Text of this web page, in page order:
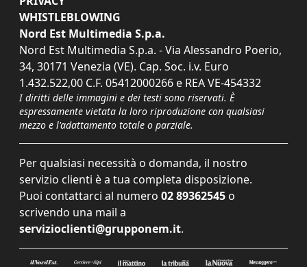
WHISTLEBLOWING
Nord Est Multimedia S.p.a.
Nord Est Multimedia S.p.a. - Via Alessandro Poerio,
34, 30171 Venezia (VE). Cap. Soc. i.v. Euro
1.432.522,00 C.F. 05412000266 e REA VE-454332
I diritti delle immagini e dei testi sono riservati. È
espressamente vietata la loro riproduzione con qualsiasi
mezzo e l'adattamento totale o parziale.
Per qualsiasi necessità o domanda, il nostro
servizio clienti è a tua completa disposizione.
Puoi contattarci al numero 02 89362545 o
scrivendo una mail a
servizioclienti@grupponem.it.